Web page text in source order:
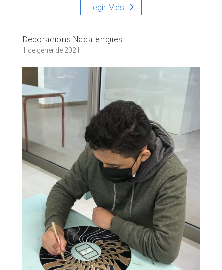
Llegir Més
Decoracions Nadalenques
1 de gener de 2021